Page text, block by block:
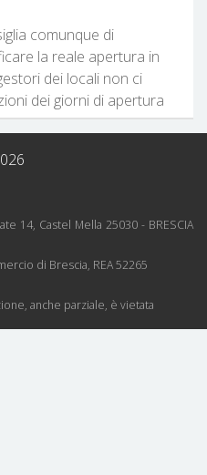
comunque di
la reale apertura in
dei locali non ci
dei giorni di apertura
14, Castel Mella 25030 - BRESCIA
di Brescia, REA 52265
anche parziale, è vietata